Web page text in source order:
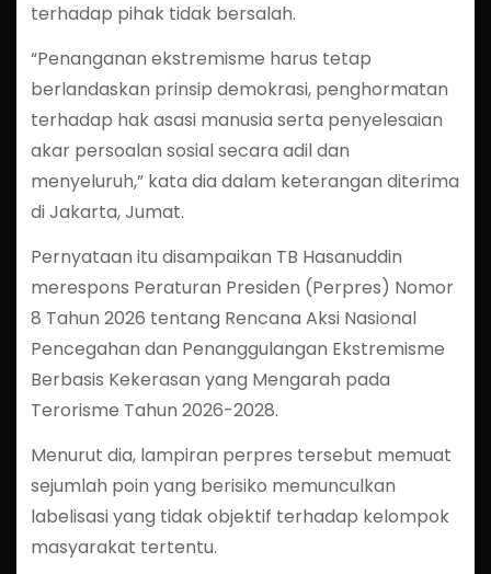
terhadap pihak tidak bersalah.
“Penanganan ekstremisme harus tetap
berlandaskan prinsip demokrasi, penghormatan
terhadap hak asasi manusia serta penyelesaian
akar persoalan sosial secara adil dan
menyeluruh,” kata dia dalam keterangan diterima
di Jakarta, Jumat.
Pernyataan itu disampaikan TB Hasanuddin
merespons Peraturan Presiden (Perpres) Nomor
8 Tahun 2026 tentang Rencana Aksi Nasional
Pencegahan dan Penanggulangan Ekstremisme
Berbasis Kekerasan yang Mengarah pada
Terorisme Tahun 2026-2028.
Menurut dia, lampiran perpres tersebut memuat
sejumlah poin yang berisiko memunculkan
labelisasi yang tidak objektif terhadap kelompok
masyarakat tertentu.